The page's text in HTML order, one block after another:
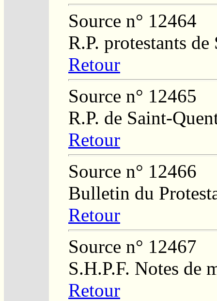
Source n° 12464
R.P. protestants
Retour
Source n° 12465
R.P. de Saint-
Retour
Source n° 12466
Bulletin du
Retour
Source n° 12467
S.H.P.F. Notes de
Retour